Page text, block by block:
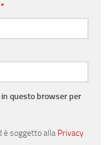
*
questo browser per
è soggetto alla Privacy